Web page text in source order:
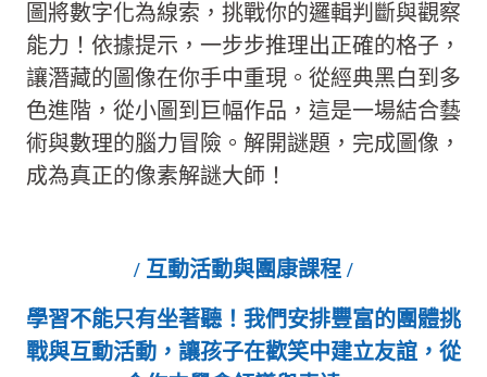
圖將數字化為線索，挑戰你的邏輯判斷與觀察
能力！依據提示，一步步推理出正確的格子，
讓潛藏的圖像在你手中重現。從經典黑白到多
色進階，從小圖到巨幅作品，這是一場結合藝
術與數理的腦力冒險。解開謎題，完成圖像，
成為真正的像素解謎大師！
/ 互動活動與團康課程 /
學習不能只有坐著聽！我們安排豐富的團體挑
戰與互動活動，讓孩子在歡笑中建立友誼，從